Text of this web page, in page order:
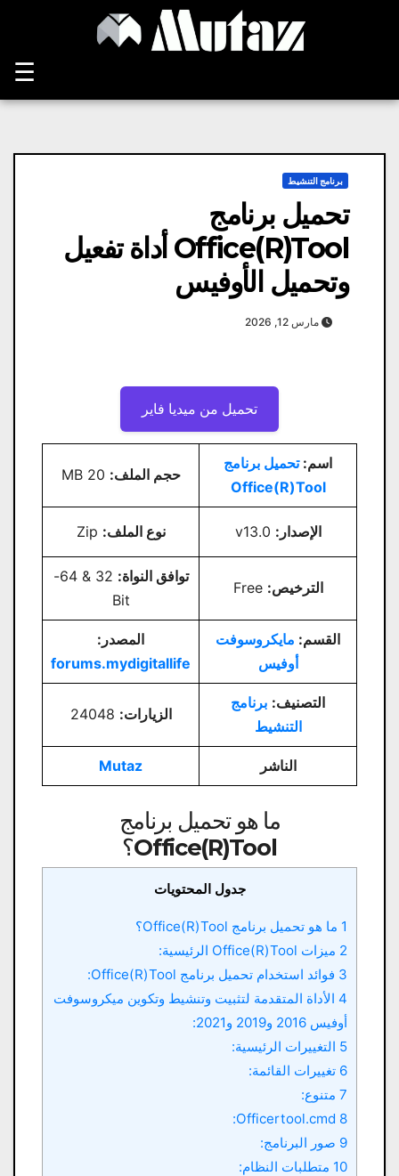
☰
برنامج التنشيط
تحميل برنامج
Office(R)Tool أداة تفعيل
وتحميل الأوفيس
مارس 12, 2026
تحميل من ميديا ​​فاير
اسم:تحميل برنامج
Office(R)Tool
حجم الملف:
الإصدار: نوع الملف:
الترخيص: Free
توافق النواة:
32 & 64-
Bit
القسم: مايكروسوفت
أوفيس
المصدر:
forums.mydigitallife
التصنيف: برنامج
التنشيط
الزيارات:
الناشر Mutaz
ما هو تحميل برنامج
Office(R)Tool؟
جدول المحتويات
1 ما هو تحميل برنامج Office(R)Tool؟
2 ميزات Office(R)Tool الرئيسية:
3 فوائد استخدام تحميل برنامج Office(R)Tool:
4 الأداة المتقدمة لتثبيت وتنشيط وتكوين ميكروسوفت
أوفيس 2016 و2019 و2021:
5 التغييرات الرئيسية:
6 تغييرات القائمة:
7 متنوع:
8 Officertool.cmd:
9 صور البرنامج:
10 متطلبات النظام: